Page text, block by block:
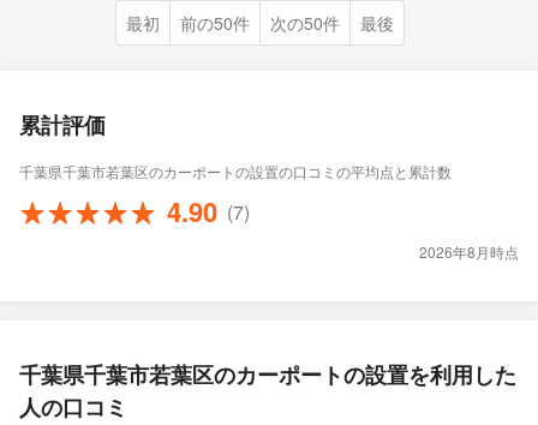
最初 前の50件 次の50件 最後
累計評価
千葉県千葉市若葉区のカーポートの設置の口コミの平均点と累計数
4.90 (7)
2026年8月時点
千葉県千葉市若葉区のカーポートの設置を利用した
人の口コミ